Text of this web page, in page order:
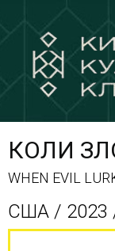
КОЛИ
WHEN EVIL
США / 2023